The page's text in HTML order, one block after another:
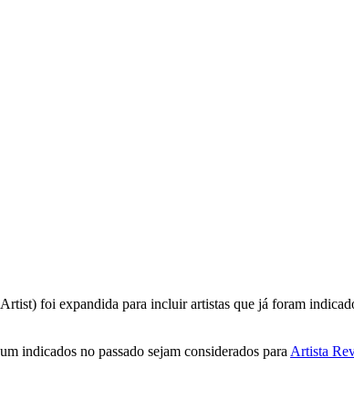
foi expandida para incluir artistas que já foram
indicados no passado sejam considerados para Artista